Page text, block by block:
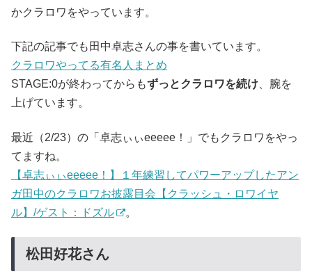
かクラロワをやっています。
下記の記事でも田中卓志さんの事を書いています。
クラロワやってる有名人まとめ
STAGE:0が終わってからもずっとクラロワを続け 、腕を
上げています。
最近（2/23）の「卓志ぃぃeeeee！」でもクラロワをやっ
てますね。
【卓志ぃぃeeeee！】１年練習してパワーアップしたアン
ガ田中のクラロワお披露目会【クラッシュ・ロワイヤ
ル】/ゲスト：ドズル
。
松田好花さん